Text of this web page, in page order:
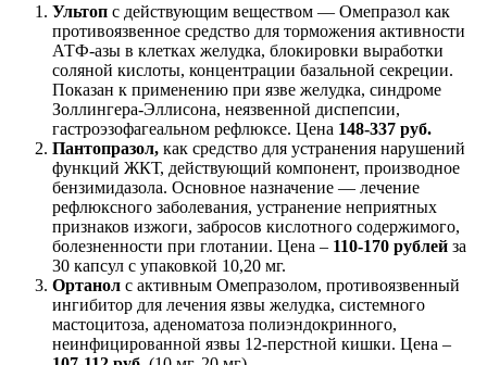
Ультоп с действующим веществом — Омепразол как
противоязвенное средство для торможения активности
АТФ-азы в клетках желудка, блокировки выработки
соляной кислоты, концентрации базальной секреции.
Показан к применению при язве желудка, синдроме
Золлингера-Эллисона, неязвенной диспепсии,
гастроэзофагеальном рефлюксе. Цена 148-337 руб.
Пантопразол, как средство для устранения нарушений
функций ЖКТ, действующий компонент, производное
бензимидазола. Основное назначение — лечение
рефлюксного заболевания, устранение неприятных
признаков изжоги, забросов кислотного содержимого,
болезненности при глотании. Цена – 110-170 рублей за
30 капсул с упаковкой 10,20 мг.
Ортанол с активным Омепразолом, противоязвенный
ингибитор для лечения язвы желудка, системного
мастоцитоза, аденоматоза полиэндокринного,
неинфицированной язвы 12-перстной кишки. Цена –